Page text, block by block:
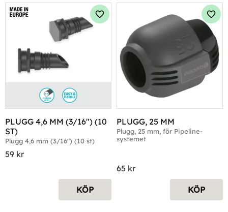
PLUGG 4,6 MM (3/16") (10
ST)
Plugg 4,6 mm (3/16") (10 st)
59 kr
Lägg till i favoriter
KÖP
PLUGG, 25 MM
Plugg, 25 mm, för Pipeline-
systemet
65 kr
KÖP